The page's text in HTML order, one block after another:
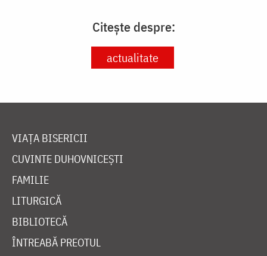
Citește despre:
actualitate
VIAȚA BISERICII
CUVINTE DUHOVNICEȘTI
FAMILIE
LITURGICĂ
BIBLIOTECĂ
ÎNTREABĂ PREOTUL